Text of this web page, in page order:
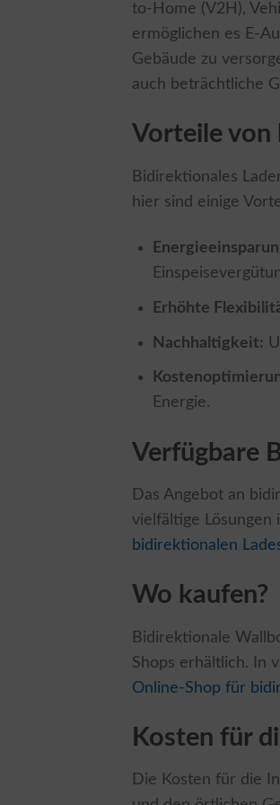
to-Home (V2H),
ermöglichen es E-
Gebäude zu
auch beträchtliche
Vorteile von
Bidirektionales
hier sind einige
Erhöhte
Nachhaltigkeit:
Energie.
Verfügbare
Das Angebot an
vielfältige Lösungen
bidirektionalen
Wo kaufen?
Bidirektionale
Shops erhältlich. In
Online-Shop für
Kosten für
Die Kosten für die